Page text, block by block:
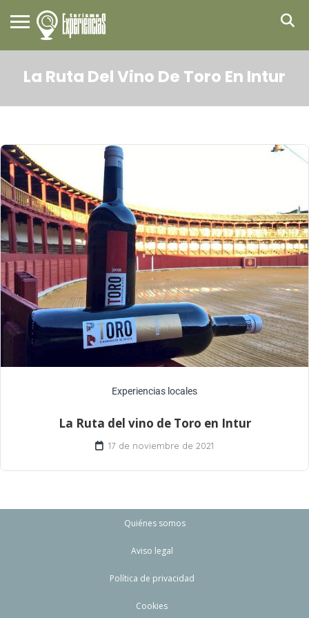
La Ruta Del Vino De Toro En Intur
Experiencias locales
La Ruta del vino de Toro en Intur
17 de noviembre de 2021
Quiénes somos
Aviso legal
Política de privacidad
Cookies